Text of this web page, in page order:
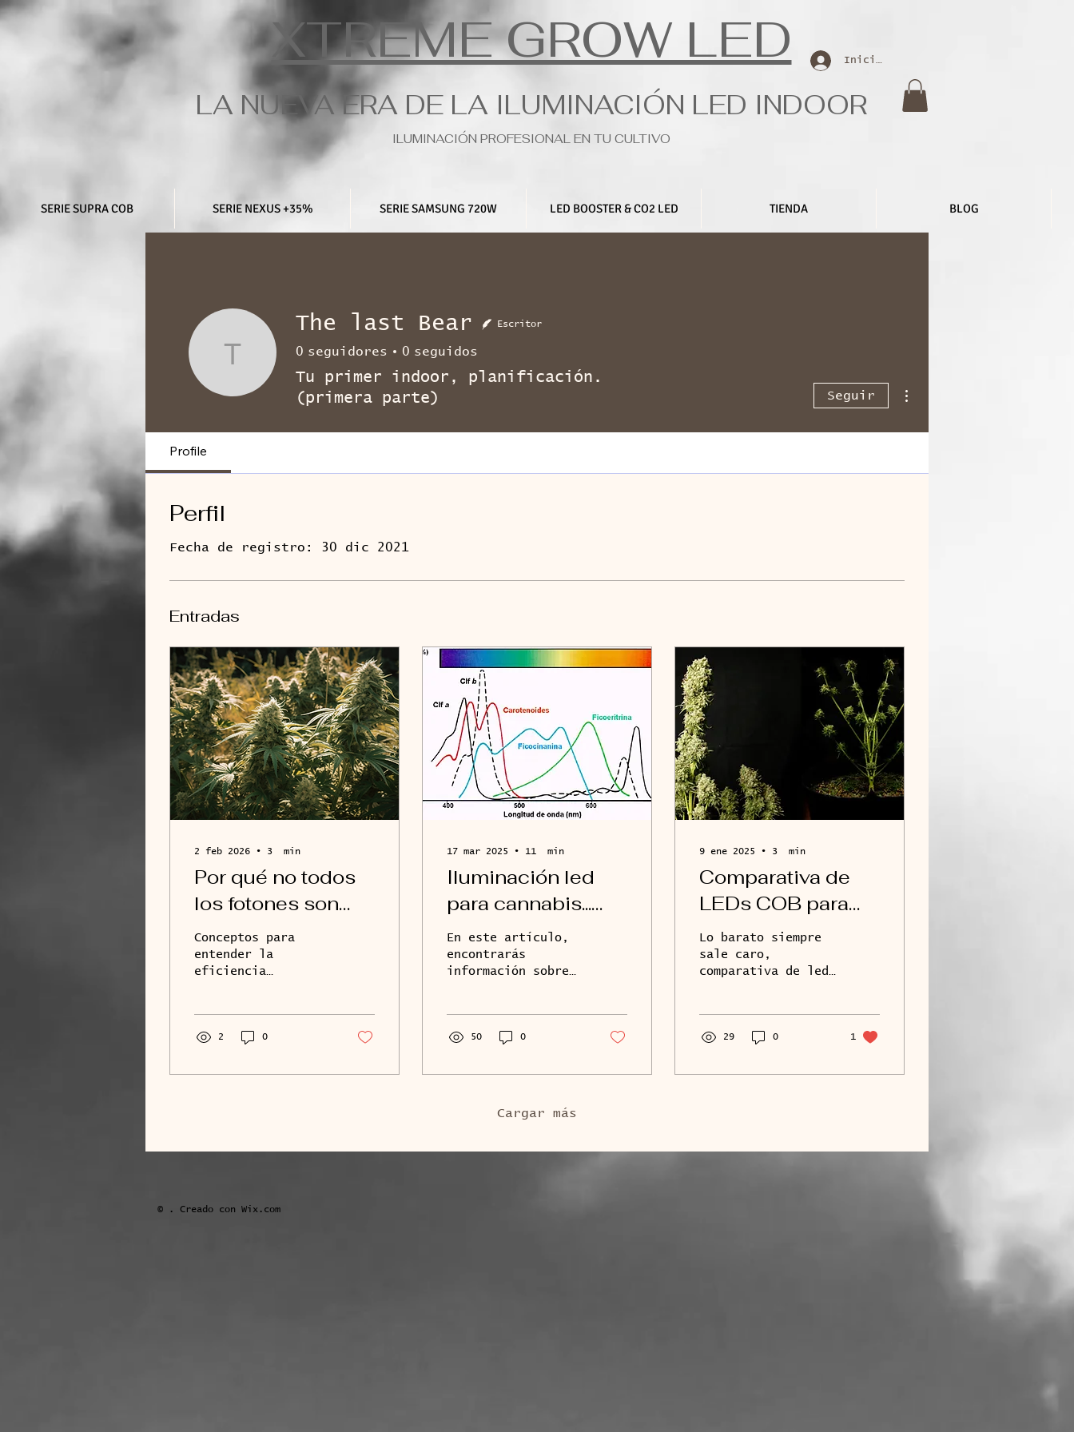
XTREME GROW LED
LA NUEVA ERA DE LA ILUMINACIÓN LED INDOOR
ILUMINACIÓN PROFESIONAL EN TU CULTIVO
Iniciar sesión
SERIE SUPRA COB SERIE NEXUS +35% SERIE SAMSUNG 720W LED BOOSTER & CO2 LED TIENDA BLOG
The last Bear
The last Bear Escritor
0 seguidores 0 seguidos
Tu primer indoor, planificación.
(primera parte)
Seguir
Profile
Perfil
Fecha de registro: 30 dic 2021
Entradas
2 feb 2026 ∙ 3 min
Por qué no todos
los fotones son
iguales
Conceptos para
entender la
eficiencia
eficiencia.
2 0
17 mar 2025 ∙ 11 min
Iluminación led
para cannabis...
Cuando dato mata
a relato!
En este artículo,
encontrarás
información sobre
de iluminación led
50 0
9 ene 2025 ∙ 3 min
Comparativa de
LEDs COB para
Cultivo indoor.
¿Baratos chinos
vs. Alta Gama?
Lo barato siempre
sale caro,
comparativa de led
29 0 1
Cargar más
© . Creado con Wix.com